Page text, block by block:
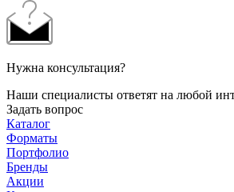
Нужна консультация?
Наши специалисты ответят на любой
Задать вопрос
Каталог
Форматы
Портфолио
Бренды
Акции